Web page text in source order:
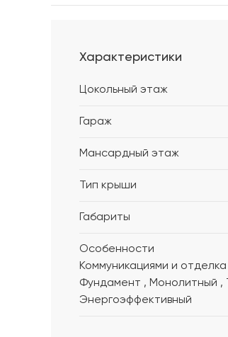
Характеристики
Цокольный этаж
Гараж
Мансардный этаж
Тип крыши
Габариты
Особенности
Коммуникациями и отделка , Котельная ,
Фундамент , Монолитный , Теплый ,
Энергоэффективный